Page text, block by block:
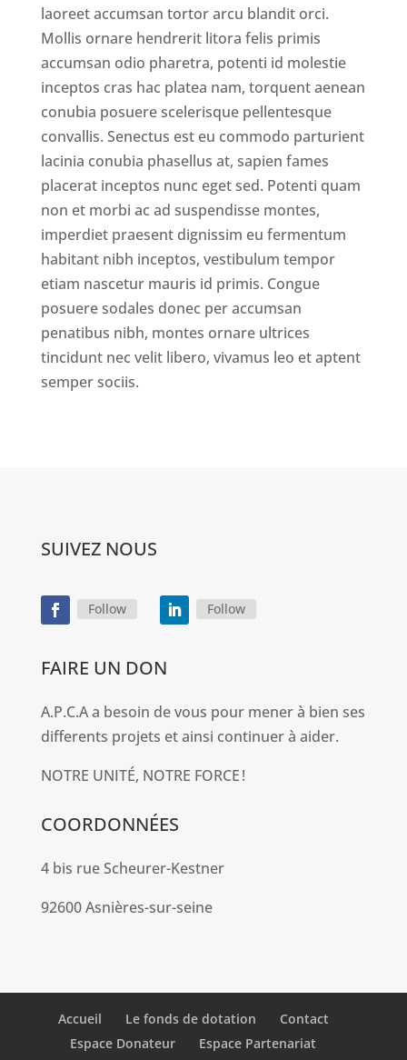
laoreet accumsan tortor arcu blandit orci.
Mollis ornare hendrerit litora felis primis
accumsan odio pharetra, potenti id molestie
inceptos cras hac platea nam, torquent aenean
conubia posuere scelerisque pellentesque
convallis. Senectus est eu commodo parturient
lacinia conubia phasellus at, sapien fames
placerat inceptos nunc eget sed. Potenti quam
non et morbi ac ad suspendisse montes,
imperdiet praesent dignissim eu fermentum
habitant nibh inceptos, vestibulum tempor
etiam nascetur mauris id primis. Congue
posuere sodales donec per accumsan
penatibus nibh, montes ornare ultrices
tincidunt nec velit libero, vivamus leo et aptent
semper sociis.
SUIVEZ NOUS
Follow Follow
FAIRE UN DON
A.P.C.A a besoin de vous pour mener à bien ses
differents projets et ainsi continuer à aider.
NOTRE UNITÉ, NOTRE FORCE !
COORDONNÉES
4 bis rue Scheurer-Kestner
92600 Asnières-sur-seine
Accueil Le fonds de dotation
Contact
Espace Donateur
Espace Partenariat